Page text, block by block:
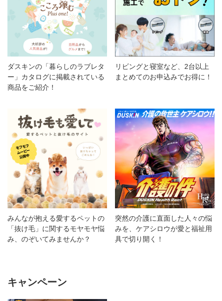
ダスキンの「暮らしのラブレタ
ー」カタログに掲載されている
商品をご紹介！
リビングと寝室など、2台以上
まとめてのお申込みでお得に！
みんなが抱える愛するペットの
「抜け毛」に関するモヤモヤ悩
み、のぞいてみませんか？
突然の介護に直面した人々の悩
みを、ケアシロウが愛と福祉用
具で切り開く！
キャンペーン